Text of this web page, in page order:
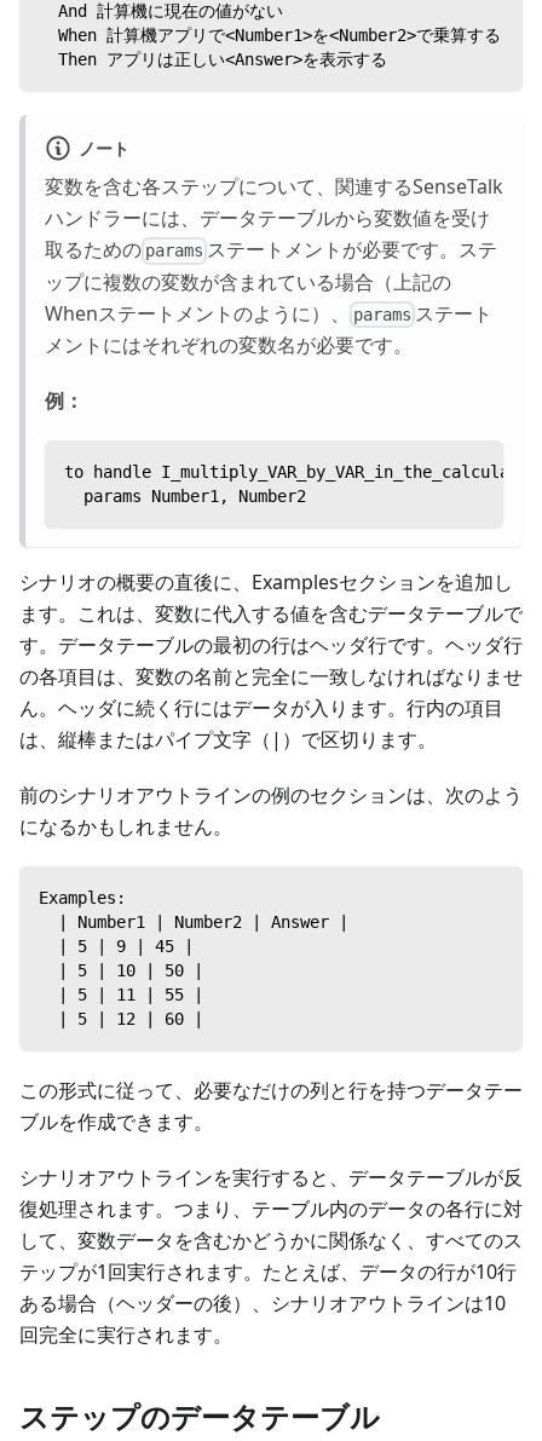
  And 計算機に現在の値がない
  When 計算機アプリで<Number1>を<Number2>で乗算する
  Then アプリは正しい<Answer>を表示する
ノート
変数を含む各ステップについて、関連するSenseTalk
ハンドラーには、データテーブルから変数値を受け
取るための params ステートメントが必要です。ステ
ップに複数の変数が含まれている場合（上記の
Whenステートメントのように）、
params ステート
メントにはそれぞれの変数名が必要です。
例：
to handle
  params Number1, Number2
シナリオの概要の直後に、Examplesセクションを追加し
ます。これは、変数に代入する値を含むデータテーブルで
す。データテーブルの最初の行はヘッダ行です。ヘッダ行
の各項目は、変数の名前と完全に一致しなければなりませ
ん。ヘッダに続く行にはデータが入ります。行内の項目
は、縦棒またはパイプ文字（|）で区切ります。
前のシナリオアウトラインの例のセクションは、次のよう
になるかもしれません。
Examples:
  | Number1 | Number2 | Answer |
  | 5 | 9 | 45 |
  | 5 | 10 | 50 |
  | 5 | 11 | 55 |
  | 5 | 12 | 60 |
この形式に従って、必要なだけの列と行を持つデータテー
ブルを作成できます。
シナリオアウトラインを実行すると、データテーブルが反
復処理されます。つまり、テーブル内のデータの各行に対
して、変数データを含むかどうかに関係なく、すべてのス
テップが1回実行されます。たとえば、データの行が10行
ある場合（ヘッダーの後）、シナリオアウトラインは10
回完全に実行されます。
ステップのデータテーブル